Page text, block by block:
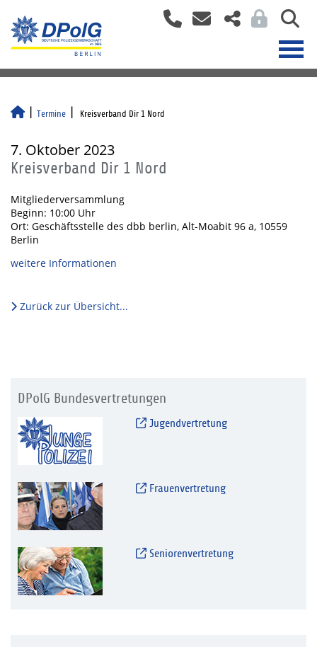
Termine Kreisverband Dir 1 Nord
7. Oktober 2023
Kreisverband Dir 1 Nord
Mitgliederversammlung
Beginn: 10:00 Uhr
Ort: Geschäftsstelle des dbb berlin, Alt-Moabit 96 a, 10559
Berlin
weitere Informationen
Zurück zur Übersicht...
DPolG Bundesvertretungen
Jugendvertretung
Frauenvertretung
Seniorenvertretung